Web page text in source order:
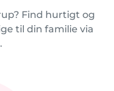
Find hurtigt og
til din familie via